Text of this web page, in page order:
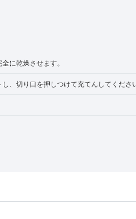
に乾燥させます。
、切り口を押しつけて充てんしてくださ